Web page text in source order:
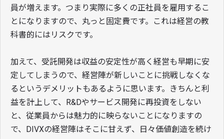
員が増えます。つまり実際に多くの正社員を雇用するこ
とになりますので、丸っと固定費です。これは経営の教
科書的にはリスクです。
加えて、受託開発は収益の安定性が高く経営も早期に安
定してしまうので、経営陣が新しいことに挑戦しなくな
るというデメリットもあるように思います。きちんと利
益を計上して、R&Dやサービス開発に再投資をしない
と、従業員からは魅力的に映らないことになりますの
で、DIVXの経営陣はそこに甘えず、日々価値創造を続け